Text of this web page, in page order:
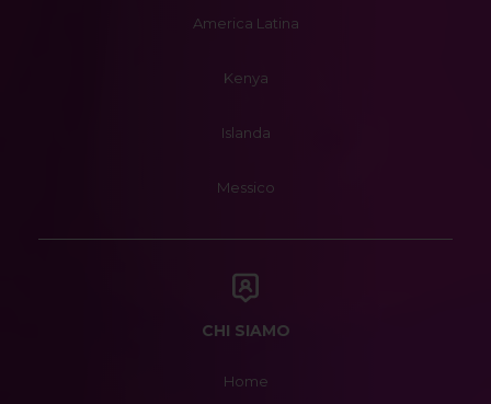
America Latina
Kenya
Islanda
Messico
CHI SIAMO
Home